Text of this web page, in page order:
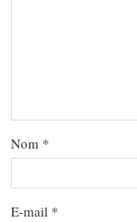
Nom *
E-mail *